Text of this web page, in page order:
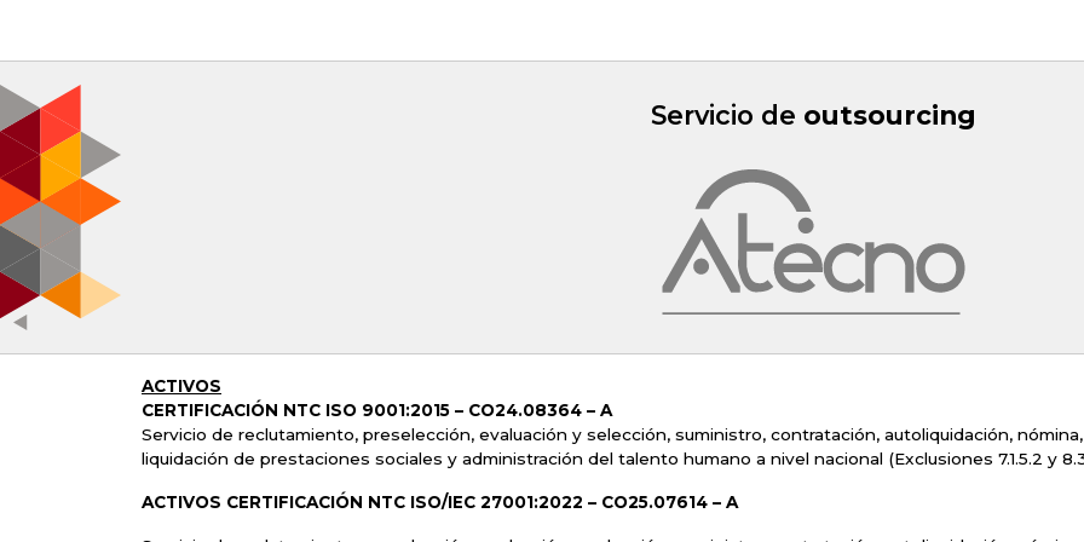
Servicio de outsourcing
ACTIVOS
CERTIFICACIÓN NTC ISO 9001:2015 – CO24.08364 – A
Servicio de reclutamiento, preselección, evaluación y selección, suministro, contratación, autoliquidación, nómina,
liquidación de prestaciones sociales y administración del talento humano a nivel nacional (Exclusiones 7.1.5.2 y
ACTIVOS CERTIFICACIÓN NTC ISO/IEC 27001:2022 – CO25.07614 – A